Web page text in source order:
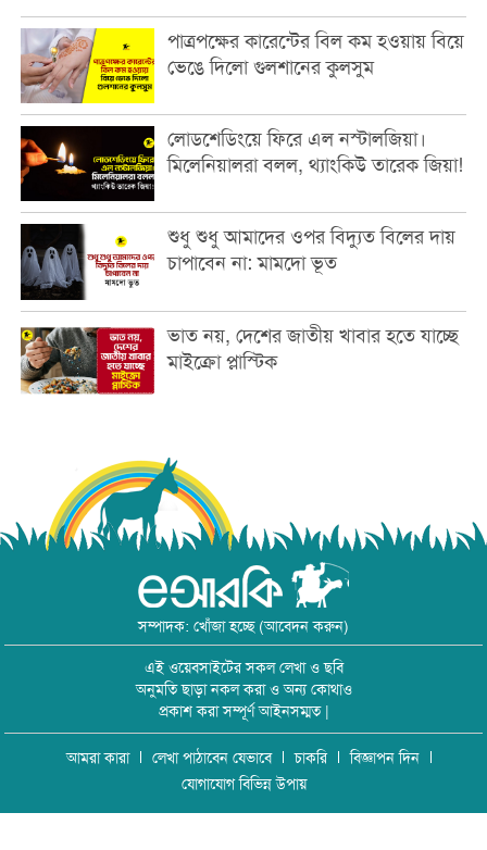
পাত্রপক্ষের কারেন্টের বিল কম হওয়ায় বিয়ে
ভেঙে দিলো গুলশানের কুলসুম
লোডশেডিংয়ে ফিরে এল নস্টালজিয়া।
মিলেনিয়ালরা বলল, থ্যাংকিউ তারেক জিয়া!
শুধু শুধু আমাদের ওপর বিদ্যুত বিলের দায়
চাপাবেন না: মামদো ভূত
ভাত নয়, দেশের জাতীয় খাবার হতে যাচ্ছে
মাইক্রো প্লাস্টিক
সম্পাদক: খোঁজা হচ্ছে (আবেদন করুন)
এই ওয়েবসাইটের সকল লেখা ও ছবি
অনুমতি ছাড়া নকল করা ও অন্য কোথাও
প্রকাশ করা সম্পূর্ণ আইনসম্মত |
আমরা কারা লেখা পাঠাবেন যেভাবে চাকরি
বিজ্ঞাপন দিন
যোগাযোগ বিভিন্ন উপায়